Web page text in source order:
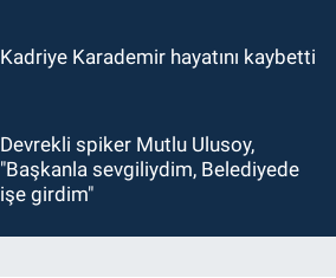
Kadriye Karademir hayatını kaybetti
Devrekli spiker Mutlu Ulusoy,
"Başkanla sevgiliydim, Belediyede
işe girdim"